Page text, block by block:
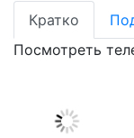
Кратко
Посмотреть